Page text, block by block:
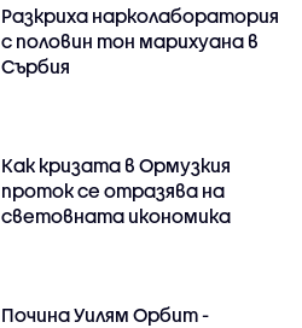
Разкриха нарколаборатория
с половин тон марихуана в
Сърбия
Как кризата в Ормузкия
проток се отразява на
световната икономика
Почина Уилям Орбит -